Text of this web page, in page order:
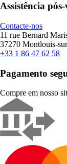
Assistência
Contacte-nos
11 rue Bernard
37270 Montlouis-
+33 1 86 47 62 58
Pagamento
Compre em nosso